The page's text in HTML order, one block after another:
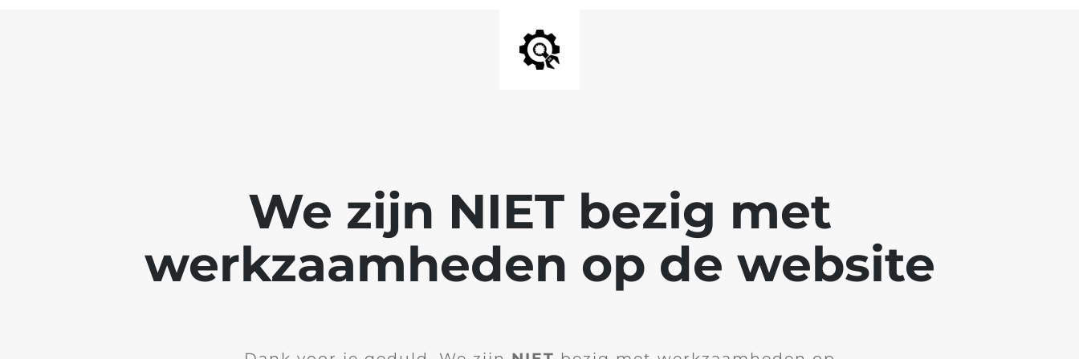
We zijn NIET bezig met
werkzaamheden op de website